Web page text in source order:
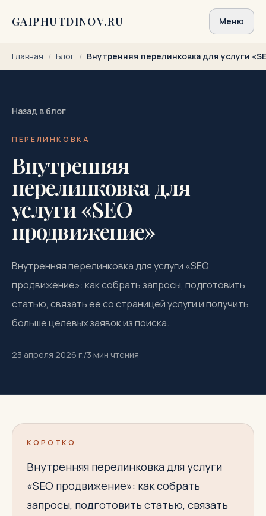
GAIPHUTDINOV.RU Меню
Главная / Блог / Внутренняя перелинковка для услуги
Назад в блог
ПЕРЕЛИНКОВКА
Внутренняя
перелинковка для
услуги «SEO
продвижение»
Внутренняя перелинковка для услуги «SEO
продвижение»: как собрать запросы, подготовить
статью, связать ее со страницей услуги и получить
больше целевых заявок из поиска.
23 апреля 2026 г./3 мин чтения
КОРОТКО
Внутренняя перелинковка для услуги
«SEO продвижение»: как собрать
запросы, подготовить статью, связать